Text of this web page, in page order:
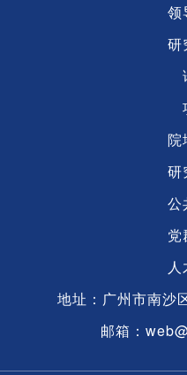
领
研
院
研
公
党
地址：广州市南沙
邮箱：